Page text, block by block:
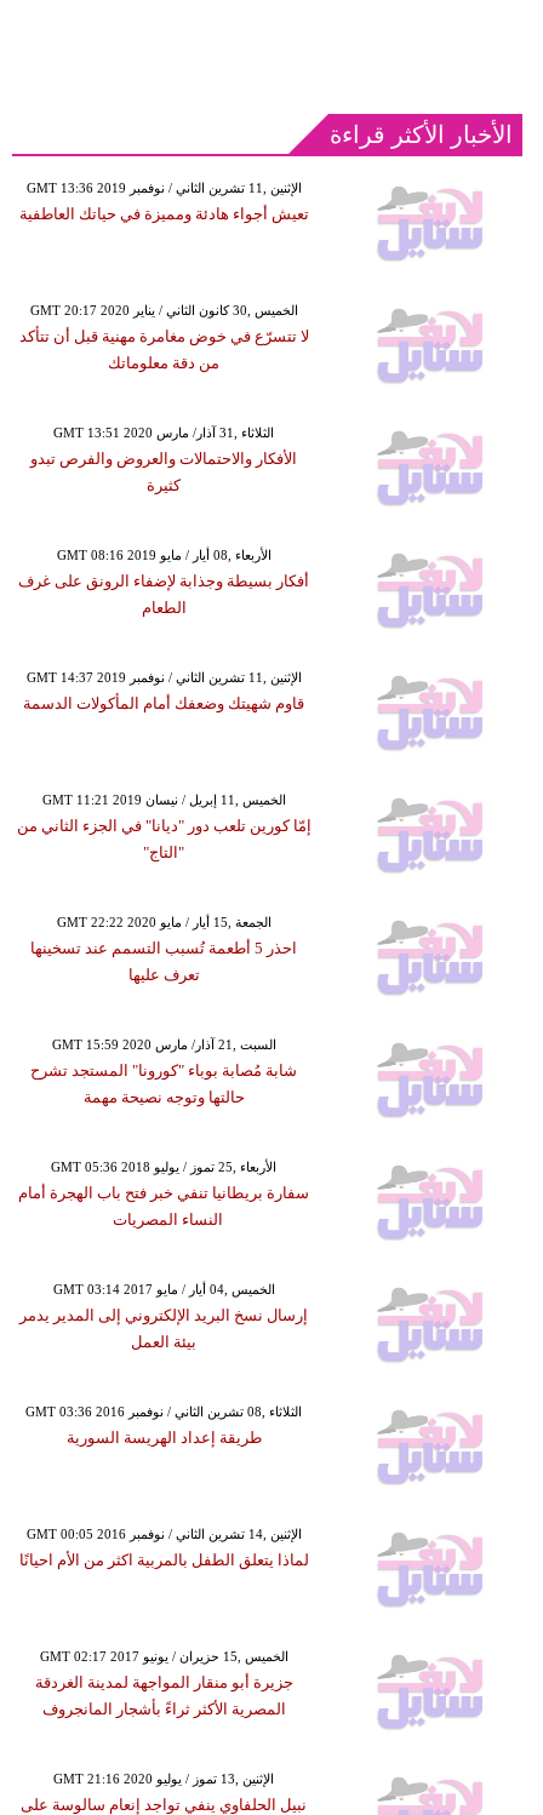
الأخبار الأكثر قراءة
GMT 13:36 2019 الإثنين ,11 تشرين الثاني / نوفمبر
تعيش أجواء هادئة ومميزة في حياتك العاطفية
GMT 20:17 2020 الخميس ,30 كانون الثاني / يناير
لا تتسرّع في خوض مغامرة مهنية قبل أن تتأكد
من دقة معلوماتك
GMT 13:51 2020 الثلاثاء ,31 آذار/ مارس
الأفكار والاحتمالات والعروض والفرص تبدو
كثيرة
GMT 08:16 2019 الأربعاء ,08 أيار / مايو
أفكار بسيطة وجذابة لإضفاء الرونق على غرف
الطعام
GMT 14:37 2019 الإثنين ,11 تشرين الثاني / نوفمبر
قاوم شهيتك وضعفك أمام المأكولات الدسمة
GMT 11:21 2019 الخميس ,11 إبريل / نيسان
إمّا كورين تلعب دور "ديانا" في الجزء الثاني من
"التاج"
GMT 22:22 2020 الجمعة ,15 أيار / مايو
احذر 5 أطعمة تُسبب التسمم عند تسخينها
تعرف عليها
GMT 15:59 2020 السبت ,21 آذار/ مارس
شابة مُصابة بوباء "كورونا" المستجد تشرح
حالتها وتوجه نصيحة مهمة
GMT 05:36 2018 الأربعاء ,25 تموز / يوليو
سفارة بريطانيا تنفي خبر فتح باب الهجرة أمام
النساء المصريات
GMT 03:14 2017 الخميس ,04 أيار / مايو
إرسال نسخ البريد الإلكتروني إلى المدير يدمر
بيئة العمل
GMT 03:36 2016 الثلاثاء ,08 تشرين الثاني / نوفمبر
طريقة إعداد الهريسة السورية
GMT 00:05 2016 الإثنين ,14 تشرين الثاني / نوفمبر
لماذا يتعلق الطفل بالمربية اكثر من الأم احيانًا
GMT 02:17 2017 الخميس ,15 حزيران / يونيو
جزيرة أبو منقار المواجهة لمدينة الغردقة
المصرية الأكثر ثراءً بأشجار المانجروف
GMT 21:16 2020 الإثنين ,13 تموز / يوليو
نبيل الحلفاوي ينفي تواجد إنعام سالوسة على